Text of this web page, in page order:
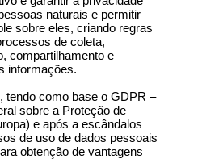
naturais e permitir
sobre eles, criando regras
de coleta,
compartilhamento e
informações.
tendo como base o GDPR –
sobre a Proteção de
e após a escândalos
de uso de dados pessoais
obtenção de vantagens